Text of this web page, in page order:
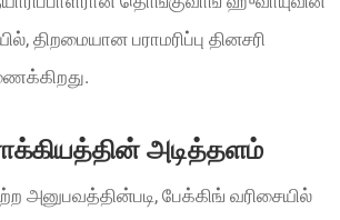
திறமையான பராமரிப்பு தினசரி
அடித்தளம்
அனுபவத்தின்படி, பேக்கிங் வரிசையில்